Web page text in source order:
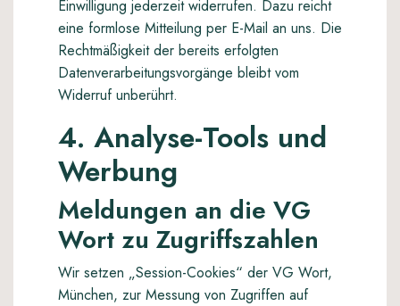
Einwilligung jederzeit widerrufen. Dazu reicht
eine formlose Mitteilung per E-Mail an uns. Die
Rechtmäßigkeit der bereits erfolgten
Datenverarbeitungsvorgänge bleibt vom
Widerruf unberührt.
4. Analyse-Tools und
Werbung
Meldungen an die VG
Wort zu Zugriffszahlen
Wir setzen „Session-Cookies“ der VG Wort,
München, zur Messung von Zugriffen auf